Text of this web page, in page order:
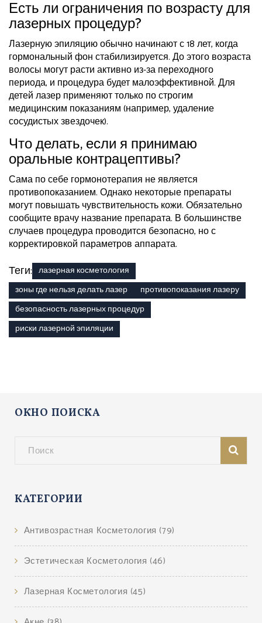
Есть ли ограничения по возрасту для
лазерных процедур?
Лазерную эпиляцию обычно начинают с 18 лет, когда
гормональный фон стабилизируется. До этого возраста
волосы могут расти активно из-за переходного
периода, и процедура будет малоэффективной. Для
детей лазер применяют только по строгим
медицинским показаниям (например, удаление
сосудистых звездочек).
Что делать, если я принимаю
оральные контрацептивы?
Сама по себе гормонотерапия не является
противопоказанием. Однако некоторые препараты
могут повышать чувствительность кожи. Обязательно
сообщите врачу название препарата. В большинстве
случаев процедура проводится безопасно, но с
корректировкой параметров аппарата.
Теги: лазерная косметология
зоны где нельзя делать лазер
противопоказания лазеру
безопасность лазерных процедур
риски лазерной эпиляции
ОКНО ПОИСКА
КАТЕГОРИИ
Антивозрастная Косметология (79)
Эстетическая Косметология (46)
Лазерная Косметология (45)